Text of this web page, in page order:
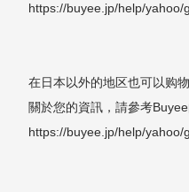
https://buyee.jp/help/yahoo/
在日本以外的地区也可以购
關於您的資訊，請參考
https://buyee.jp/help/yahoo/